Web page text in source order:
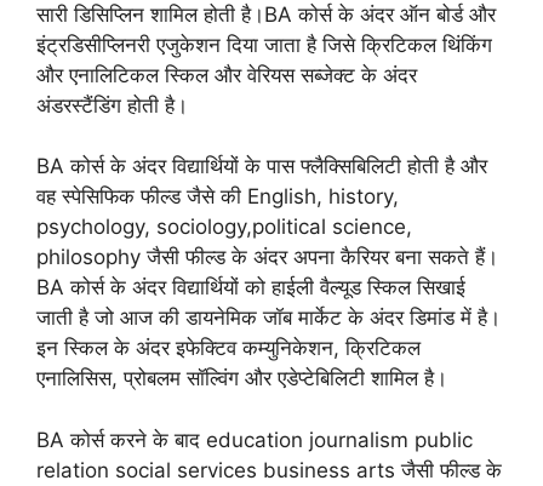
सारी डिसिप्लिन शामिल होती है।BA कोर्स के अंदर ऑन बोर्ड और
इंट्रडिसीप्लिनरी एजुकेशन दिया जाता है जिसे क्रिटिकल थिंकिंग
और एनालिटिकल स्किल और वेरियस सब्जेक्ट के अंदर
अंडरस्टैंडिंग होती है।
BA कोर्स के अंदर विद्यार्थियों के पास फ्लैक्सिबिलिटी होती है और
वह स्पेसिफिक फील्ड जैसे की English, history,
psychology, sociology,‌political science,
philosophy जैसी फील्ड के अंदर अपना कैरियर बना सकते हैं।
BA कोर्स के अंदर विद्यार्थियों को हाईली वैल्यूड स्किल सिखाई
जाती है जो आज की डायनेमिक जॉब मार्केट के अंदर डिमांड में है।
इन स्किल के अंदर इफेक्टिव कम्युनिकेशन, क्रिटिकल
एनालिसिस, प्रोबलम सॉल्विंग और एडेप्टेबिलिटी शामिल है।
BA कोर्स करने के बाद education journalism public
relation social services business arts जैसी फील्ड के